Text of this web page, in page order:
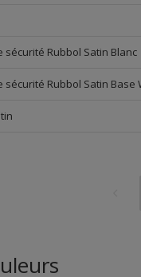
sécurité Rubbol Satin Blanc
sécurité Rubbol Satin Base